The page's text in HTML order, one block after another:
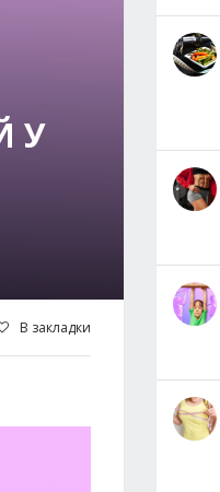
У
В закладки